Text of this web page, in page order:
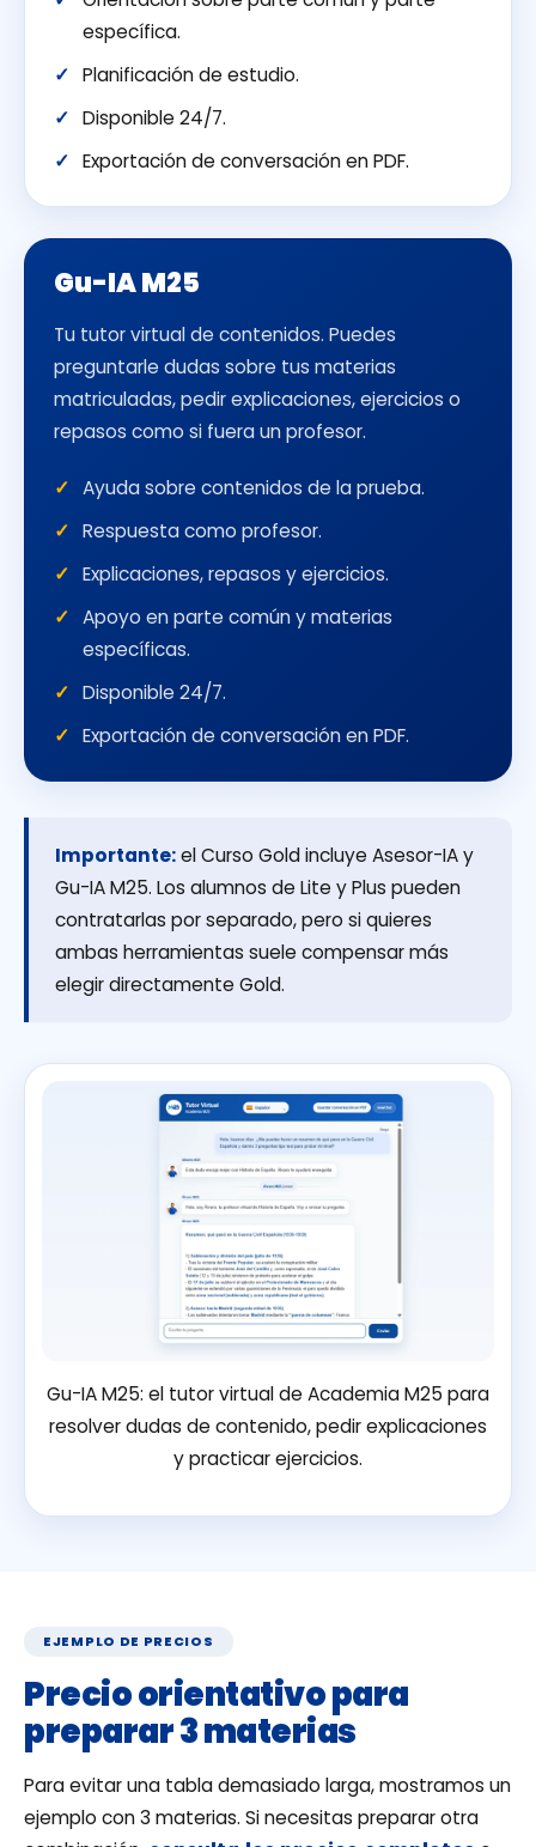
específica.
Planificación de estudio.
Disponible 24/7.
Exportación de conversación en PDF.
Gu-IA M25
Tu tutor virtual de contenidos. Puedes
preguntarle dudas sobre tus materias
matriculadas, pedir explicaciones, ejercicios o
repasos como si fuera un profesor.
Ayuda sobre contenidos de la prueba.
Respuesta como profesor.
Explicaciones, repasos y ejercicios.
Apoyo en parte común y materias
específicas.
Disponible 24/7.
Exportación de conversación en PDF.
Importante:el Curso Gold incluye Asesor-IA y
Gu-IA M25. Los alumnos de Lite y Plus pueden
contratarlas por separado, pero si quieres
ambas herramientas suele compensar más
elegir directamente Gold.
Gu-IA M25: el tutor virtual de Academia M25 para
resolver dudas de contenido, pedir explicaciones
y practicar ejercicios.
EJEMPLO DE PRECIOS
Precio orientativo para
preparar 3 materias
Para evitar una tabla demasiado larga, mostramos un
ejemplo con 3 materias. Si necesitas preparar otra